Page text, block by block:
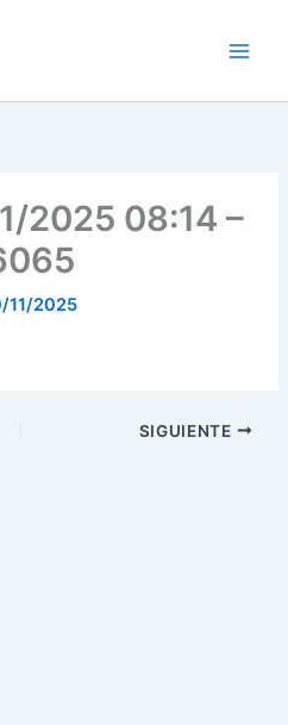
2025 08:14 –
11/2025
SIGUIENTE